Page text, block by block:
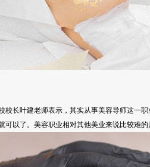
校长叶建老师表示，其实从事美容导师这
以了。美容职业相对其他美业来说比较难